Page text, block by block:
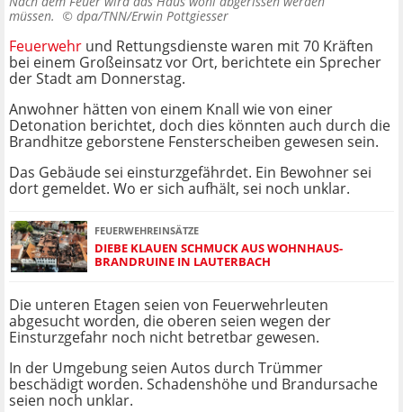
müssen. © dpa/TNN/Erwin Pottgiesser
Feuerwehr und Rettungsdienste waren mit 70 Kräften
bei einem Großeinsatz vor Ort, berichtete ein Sprecher
der Stadt am Donnerstag.
Anwohner hätten von einem Knall wie von einer
Detonation berichtet, doch dies könnten auch durch die
Brandhitze geborstene Fensterscheiben gewesen sein.
Das Gebäude sei einsturzgefährdet. Ein Bewohner sei
dort gemeldet. Wo er sich aufhält, sei noch unklar.
FEUERWEHREINSÄTZE
DIEBE KLAUEN SCHMUCK AUS WOHNHAUS-
BRANDRUINE IN LAUTERBACH
Die unteren Etagen seien von Feuerwehrleuten
abgesucht worden, die oberen seien wegen der
Einsturzgefahr noch nicht betretbar gewesen.
In der Umgebung seien Autos durch Trümmer
beschädigt worden. Schadenshöhe und Brandursache
seien noch unklar.